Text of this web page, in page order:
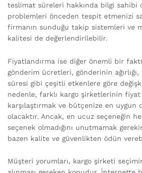
teslimat süreleri hakkında bilgi sahibi
problemleri önceden tespit etmenizi
firmanın sunduğu takip sistemleri ve
kalitesi de değerlendirilebilir.
Fiyatlandırma ise diğer önemli bir
gönderim ücretleri, gönderinin
süresi gibi çeşitli etkenlere göre
nedenle, farklı kargo şirketlerinin
karşılaştırmak ve bütçenize en uygun
olacaktır. Ancak, en ucuz seçeneğin
seçenek olmadığını unutmamak
bazen kalite ve güvenlikten ödün
Müşteri yorumları, kargo şirketi